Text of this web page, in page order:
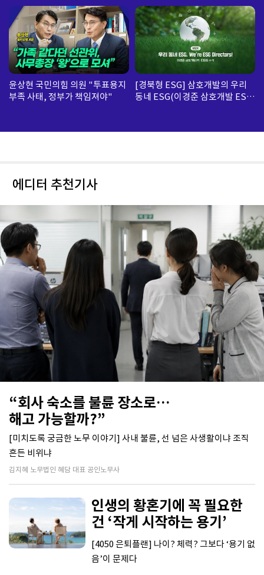
윤상현 국민의힘 의원 "투표용지
부족 사태, 정부가 책임져야"
[경북형 ESG] 삼호개발의 우리
동네 ESG(이경준 삼호개발 ESG
에디터 추천기사
“회사 숙소를 불륜 장소로…
해고 가능할까?”
[미치도록 궁금한 노무 이야기] 사내 불륜, 선 넘은 사생활이냐 조직
흔든 비위냐
김지혜 노무법인 혜담 대표 공인노무사
인생의 황혼기에 꼭 필요한
건 ‘작게 시작하는 용기’
[4050 은퇴플랜] 나이? 체력? 그보다 ‘용기 없
음’이 문제다